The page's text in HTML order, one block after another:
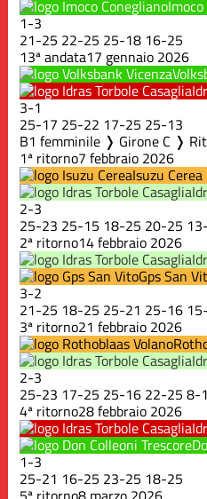
1-3
21-25 22-25 25-18 16-25
13ª andata17 gennaio 2026
3-1
25-17 25-22 17-25 25-13
B1 femminile ❭ Girone C ❭
1ª ritorno7 febbraio 2026
Isuzu Cerea
2-3
25-23 25-15 18-25 20-25 13-
2ª ritorno14 febbraio 2026
Gps San
3-2
21-25 18-25 25-21 25-16 15-
3ª ritorno21 febbraio 2026
2-3
25-23 17-25 25-16 22-25 8-
4ª ritorno28 febbraio 2026
1-3
25-21 16-25 23-25 18-25